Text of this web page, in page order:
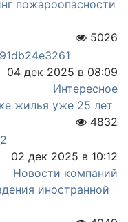
пожароопасности
5026
04 дек 2025 в 08:09
Интересное
жилья уже 25 лет
4832
02 дек 2025 в 10:12
Новости компаний
иностранной